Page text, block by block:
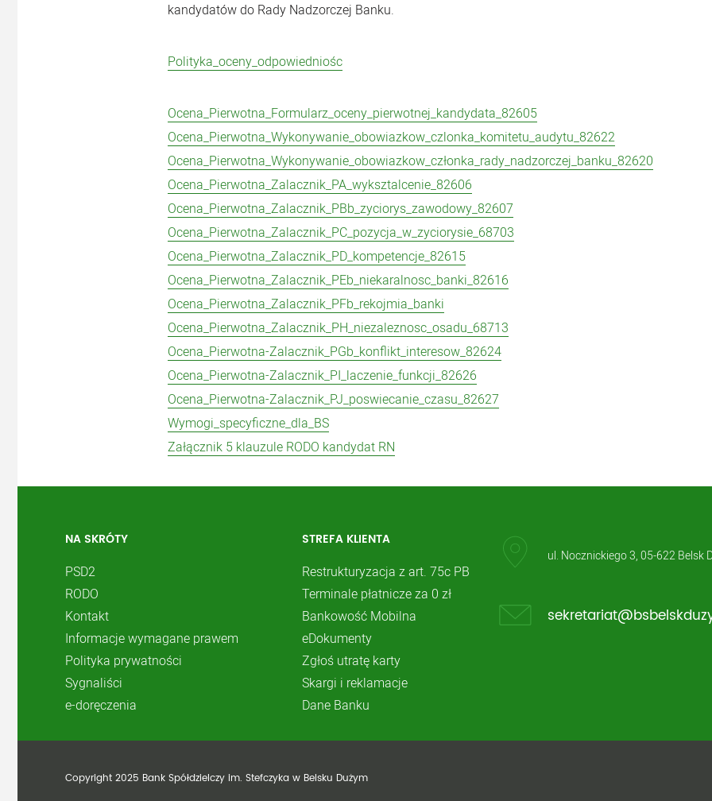
kandydatów do Rady Nadzorczej Banku.
Polityka_oceny_odpowiedniośc
Ocena_Pierwotna_Formularz_oceny_pierwotnej_kandydata_82605
Ocena_Pierwotna_Wykonywanie_obowiazkow_czlonka_komitetu_audytu_82622
Ocena_Pierwotna_Wykonywanie_obowiazkow_członka_rady_nadzorczej_banku_82620
Ocena_Pierwotna_Zalacznik_PA_wyksztalcenie_82606
Ocena_Pierwotna_Zalacznik_PBb_zyciorys_zawodowy_82607
Ocena_Pierwotna_Zalacznik_PC_pozycja_w_zyciorysie_68703
Ocena_Pierwotna_Zalacznik_PD_kompetencje_82615
Ocena_Pierwotna_Zalacznik_PEb_niekaralnosc_banki_82616
Ocena_Pierwotna_Zalacznik_PFb_rekojmia_banki
Ocena_Pierwotna_Zalacznik_PH_niezaleznosc_osadu_68713
Ocena_Pierwotna-Zalacznik_PGb_konflikt_interesow_82624
Ocena_Pierwotna-Zalacznik_PI_laczenie_funkcji_82626
Ocena_Pierwotna-Zalacznik_PJ_poswiecanie_czasu_82627
Wymogi_specyficzne_dla_BS
Załącznik 5 klauzule RODO kandydat RN
NA SKRÓTY
PSD2
RODO
Kontakt
Informacje wymagane prawem
Polityka prywatności
Sygnaliści
e-doręczenia
STREFA KLIENTA
Restrukturyzacja z art. 75c PB
Terminale płatnicze za 0 zł
Bankowość Mobilna
eDokumenty
Zgłoś utratę karty
Skargi i reklamacje
Dane Banku
ul. Nocznickiego 3, 05-622 Belsk
Copyright 2025 Bank Spółdzielczy im. Stefczyka w Belsku Dużym